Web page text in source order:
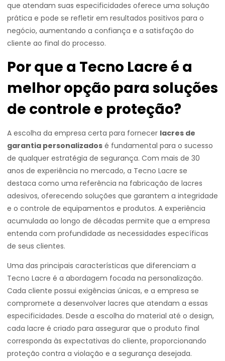
que atendam suas especificidades oferece uma solução
prática e pode se refletir em resultados positivos para o
negócio, aumentando a confiança e a satisfação do
cliente ao final do processo.
Por que a Tecno Lacre é a
melhor opção para soluções
de controle e proteção?
A escolha da empresa certa para fornecer lacres de
garantia personalizados é fundamental para o sucesso
de qualquer estratégia de segurança. Com mais de 30
anos de experiência no mercado, a Tecno Lacre se
destaca como uma referência na fabricação de lacres
adesivos, oferecendo soluções que garantem a integridade
e o controle de equipamentos e produtos. A experiência
acumulada ao longo de décadas permite que a empresa
entenda com profundidade as necessidades específicas
de seus clientes.
Uma das principais características que diferenciam a
Tecno Lacre é a abordagem focada na personalização.
Cada cliente possui exigências únicas, e a empresa se
compromete a desenvolver lacres que atendam a essas
especificidades. Desde a escolha do material até o design,
cada lacre é criado para assegurar que o produto final
corresponda às expectativas do cliente, proporcionando
proteção contra a violação e a segurança desejada.